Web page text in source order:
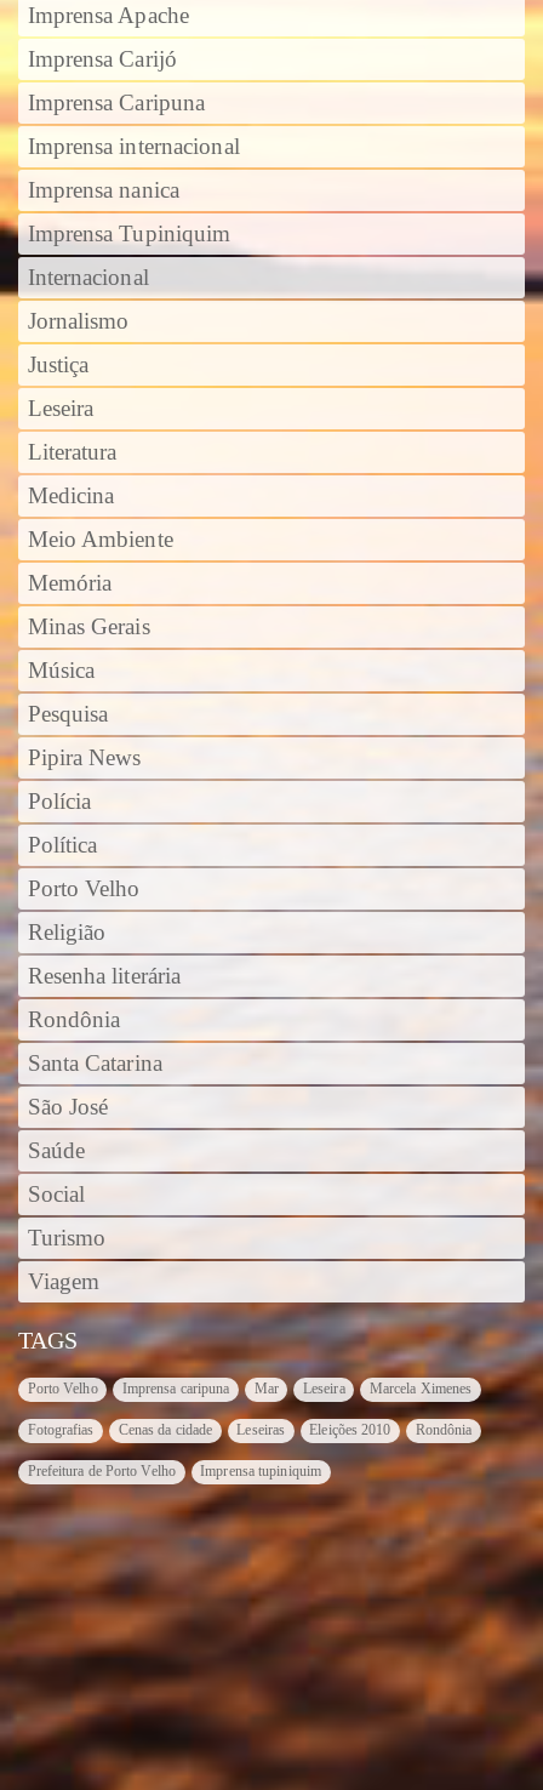
Imprensa Apache
Imprensa Carijó
Imprensa Caripuna
Imprensa internacional
Imprensa nanica
Imprensa Tupiniquim
Internacional
Jornalismo
Justiça
Leseira
Literatura
Medicina
Meio Ambiente
Memória
Minas Gerais
Música
Pesquisa
Pipira News
Polícia
Política
Porto Velho
Religião
Resenha literária
Rondônia
Santa Catarina
São José
Saúde
Social
Turismo
Viagem
TAGS
Porto Velho Imprensa caripuna Mar Leseira Marcela Ximenes
Fotografias Cenas da cidade Leseiras Eleições 2010 Rondônia
Prefeitura de Porto Velho Imprensa tupiniquim